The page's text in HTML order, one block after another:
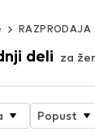
RAZPRODAJA
deli za
Popust